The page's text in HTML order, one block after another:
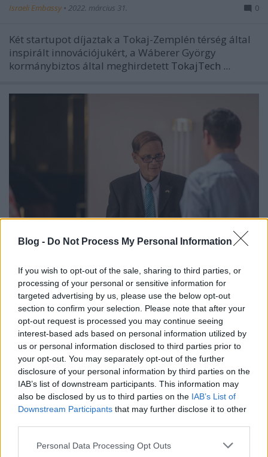
Blog - Do Not Process My Personal Information
If you wish to opt-out of the sale, sharing to third parties, or
processing of your personal or sensitive information for
targeted advertising by us, please use the below opt-out
section to confirm your selection. Please note that after your
opt-out request is processed you may continue seeing
interest-based ads based on personal information utilized by
us or personal information disclosed to third parties prior to
your opt-out. You may separately opt-out of the further
disclosure of your personal information by third parties on the
IAB’s list of downstream participants. This information may
also be disclosed by us to third parties on the IAB’s List of
Downstream Participants that may further disclose it to other
Please note that this website/app uses one or more Google
Personal Data Processing Opt Outs
Israeli Embassy • 2022. március 31. 0
Két startupot díjaztak a Tokaj-Zemplén térség által
inspirált innovációjukért, a Wáberer György
kormánybiztos által meghirdetett TokajTech ...
Izraeli különdíj az autó – és
motorsport szakma által indított
HUMDA Startup Programban
Israeli Embassy•2022. március 25.
Két startupot is díjaztak az autó- és motorsport
területén fejlesztett innovatív ötletükért aHUMDA
Startup Programzáró befektetési ülésén....